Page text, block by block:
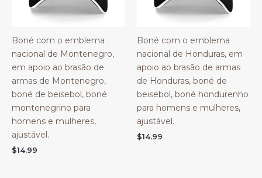
Boné com o emblema
nacional de Montenegro,
em apoio ao brasão de
armas de Montenegro,
boné de beisebol, boné
montenegrino para
homens e mulheres,
ajustável.
$14.99
Boné com o emblema
nacional de Honduras, em
apoio ao brasão de armas
de Honduras, boné de
beisebol, boné hondurenho
para homens e mulheres,
ajustável.
$14.99